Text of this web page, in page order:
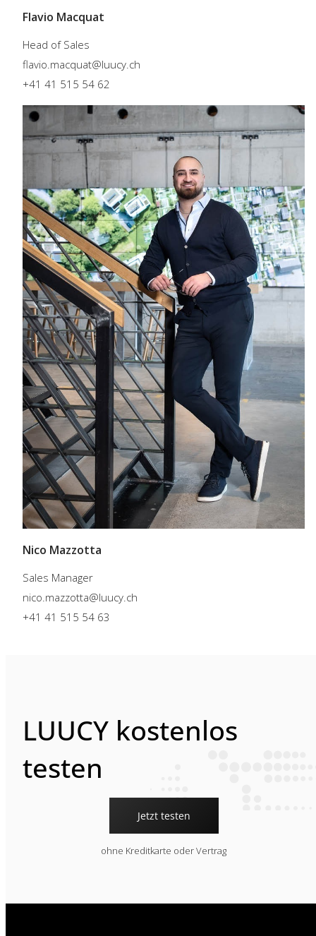
Flavio Macquat
Head of Sales
flavio.macquat@luucy.ch
+41 41 515 54 62
Nico Mazzotta
Sales Manager
nico.mazzotta@luucy.ch
+41 41 515 54 63
LUUCY kostenlos
testen
Jetzt testen
ohne Kreditkarte oder Vertrag